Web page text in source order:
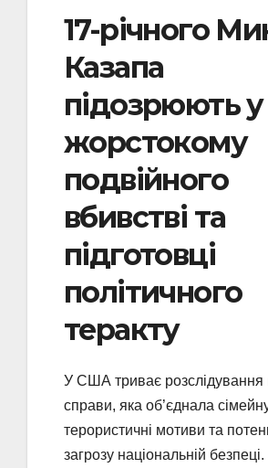
17-річного
Казапа
підозрюють у
жорстокому
подвійного
вбивстві та
підготовці
політичного
теракту
У США триває розслідування
справи, яка об’єднала
терористичні мотиви та
загрозу національній